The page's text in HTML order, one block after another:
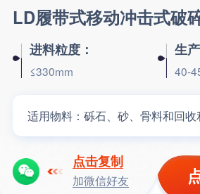
LD履带式移动冲击式破
进料粒度：
≤330mm
生
40-
适用物料： 砾石、砂、骨料和回收
点击复制
加微信好友